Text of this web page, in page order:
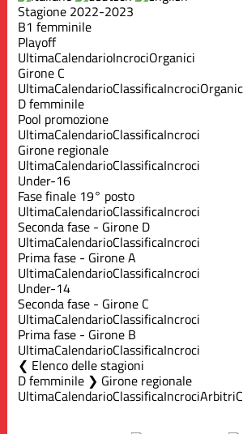
Stagione 2022-2023
B1 femminile
Playoff
UltimaCalendarioIncrociOrganici
Girone C
UltimaCalendarioClassificaIncroci
D femminile
Pool promozione
UltimaCalendarioClassificaIncroci
Girone regionale
UltimaCalendarioClassificaIncroci
Under-16
Fase finale 19° posto
UltimaCalendarioClassificaIncroci
Seconda fase - Girone D
UltimaCalendarioClassificaIncroci
Prima fase - Girone A
UltimaCalendarioClassificaIncroci
Under-14
Seconda fase - Girone C
UltimaCalendarioClassificaIncroci
Prima fase - Girone B
UltimaCalendarioClassificaIncroci
Elenco delle stagioni
D femminile ❯ Girone regionale
UltimaCalendarioClassificaIncrociArbitri